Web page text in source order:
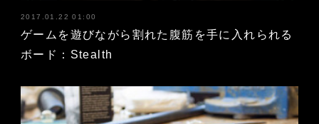
2017.01.22 01:00
ゲームを遊びながら割れた腹筋を手に入れられる
ボード：Stealth